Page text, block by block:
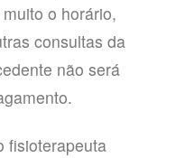
o horário,
consultas da
não será
fisioterapeuta